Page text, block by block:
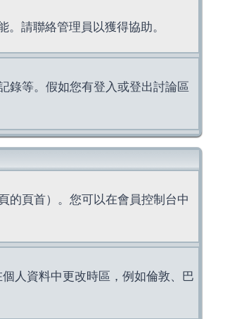
請聯絡管理員以獲得協助。
錄等。假如您有登入或登出討論區
的頁首）。您可以在會員控制台中
人資料中更改時區，例如倫敦、巴